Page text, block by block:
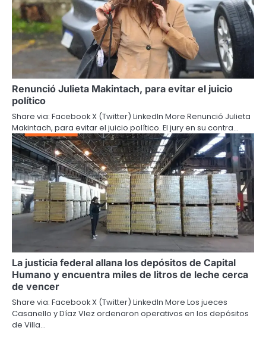
Renunció Julieta Makintach, para evitar el juicio
político
Share via: Facebook X (Twitter) LinkedIn More Renunció Julieta
Makintach, para evitar el juicio político. El jury en su contra…
La justicia federal allana los depósitos de Capital
Humano y encuentra miles de litros de leche cerca
de vencer
Share via: Facebook X (Twitter) LinkedIn More Los jueces
Casanello y Díaz Vlez ordenaron operativos en los depósitos
de Villa…